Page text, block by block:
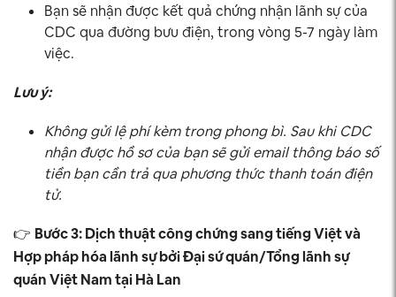
Bạn sẽ nhận được kết quả chứng nhận lãnh sự của
CDC qua đường bưu điện, trong vòng 5-7 ngày làm
việc.
Lưu ý:
Không gửi lệ phí kèm trong phong bì. Sau khi CDC
nhận được hồ sơ của bạn sẽ gửi email thông báo số
tiền bạn cần trả qua phương thức thanh toán điện
tử.
👉 Bước 3: Dịch thuật công chứng sang tiếng Việt và
Hợp pháp hóa lãnh sự bởi Đại sứ quán/Tổng lãnh sự
quán Việt Nam tại Hà Lan